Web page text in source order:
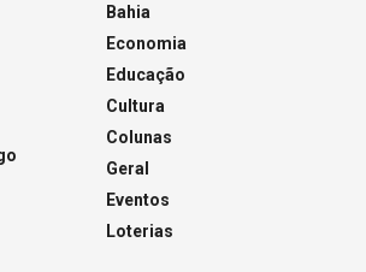
Bahia
Economia
Educação
Cultura
Colunas
Geral
Eventos
Loterias